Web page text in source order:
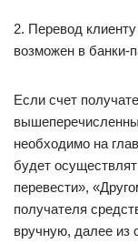
2. Перевод
возможен в банки-
Если счет
необходимо на
будет
перевести»,
получателя
вручную, далее из